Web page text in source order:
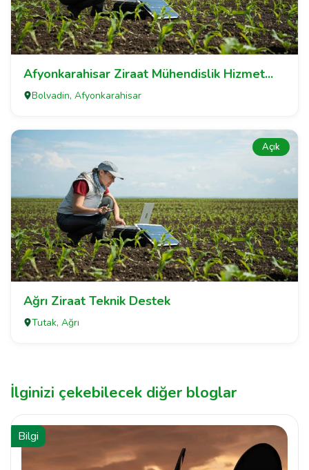
Afyonkarahisar Ziraat Mühendislik Hizmet...
Bolvadin, Afyonkarahisar
Açık
Ağrı Ziraat Teknik Destek
Tutak, Ağrı
İlginizi çekebilecek diğer bloglar
Bilgi